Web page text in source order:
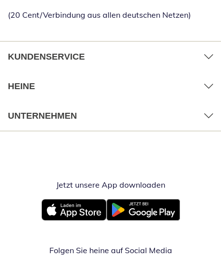
(20 Cent/Verbindung aus allen deutschen Netzen)
KUNDENSERVICE
HEINE
UNTERNEHMEN
Jetzt unsere App downloadenÖffnet in
Öffnet in neuem FensterÖffnet in neuem Fenster
Folgen Sie heine auf Social Media